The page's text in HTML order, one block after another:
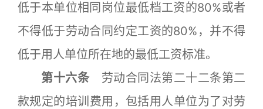
低于本单位相同岗位最低档工资的80%或者
不得低于劳动合同约定工资的80%，并不得
低于用人单位所在地的最低工资标准。
第十六条 劳动合同法第二十二条第二
款规定的培训费用，包括用人单位为了对劳